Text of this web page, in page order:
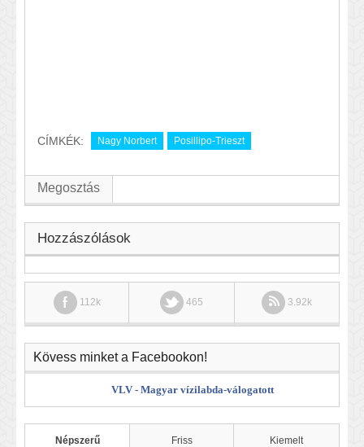
CÍMKÉK: Nagy Norbert Posillipo-Trieszt
Megosztás
Hozzászólások
112k 465 3.92k
Kövess minket a Facebookon!
VLV - Magyar vízilabda-válogatott
Népszerű Friss Kiemelt